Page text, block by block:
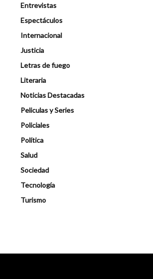
Entrevistas
Espectáculos
Internacional
Justicia
Letras de fuego
Literaria
Noticias Destacadas
Peliculas y Series
Policiales
Política
Salud
Sociedad
Tecnología
Turismo